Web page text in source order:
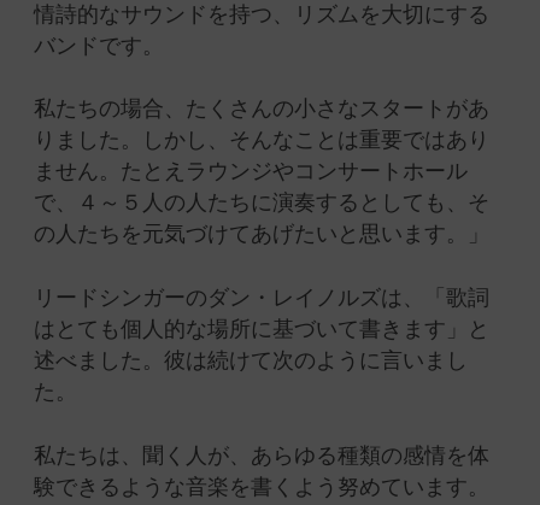
情詩的なサウンドを持つ、リズムを大切にする
バンドです。
私たちの場合、たくさんの小さなスタートがあ
りました。しかし、そんなことは重要ではあり
ません。たとえラウンジやコンサートホール
で、４～５人の人たちに演奏するとしても、そ
の人たちを元気づけてあげたいと思います。」
リードシンガーのダン・レイノルズは、「歌詞
はとても個人的な場所に基づいて書きます」と
述べました。彼は続けて次のように言いまし
た。
私たちは、聞く人が、あらゆる種類の感情を体
験できるような音楽を書くよう努めています。